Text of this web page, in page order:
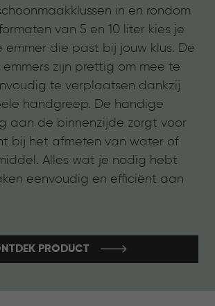
in en rondom
van 5 en 10 liter kies je
emmer die past bij jouw klus. De
emmers zijn prettig om mee te
te verplaatsen dankzij
handgreep. De handige
aan de binnenzijde zorgt voor
bij het afmeten van water of
Alles wat je nodig hebt
eenvoudig en efficiënt aan
PRODUCT